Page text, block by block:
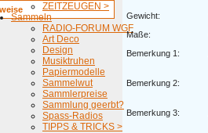
ZEITZEUGEN >
Sammeln
RADIO-FORUM WGF
Art Deco
Design
Musiktruhen
Papiermodelle
Sammelwut
Sammlerpreise
Sammlung geerbt?
Spass-Radios
TIPPS & TRICKS >
Gewicht:
Maße:
Bemerkung 1:
Bemerkung 2:
Bemerkung 3: